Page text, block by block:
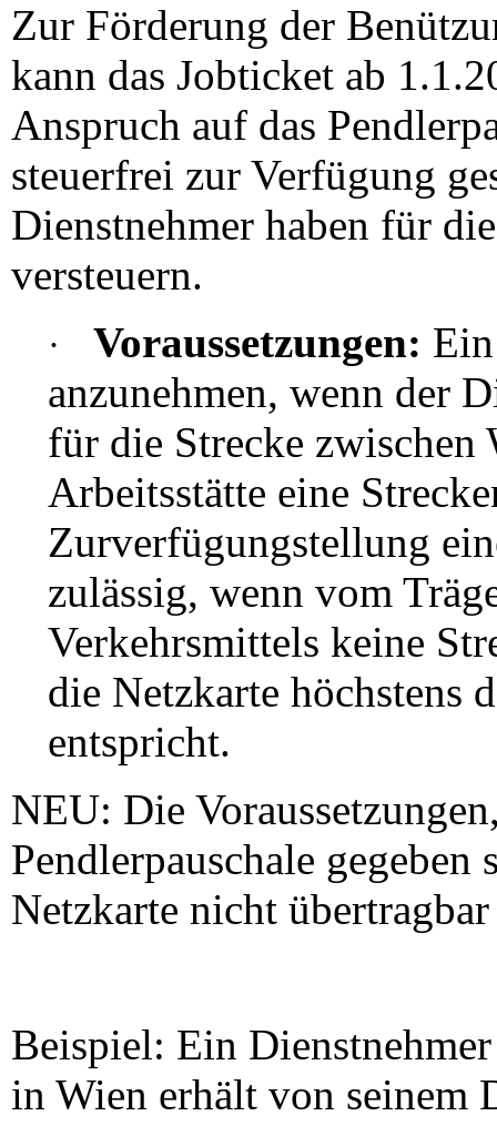
Zur Förderung der
kann das Jobticket ab
Anspruch auf das
steuerfrei zur Verfügung
Dienstnehmer haben für
versteuern.
· Voraussetzungen:
anzunehmen, wenn der
für die Strecke
Arbeitsstätte eine
Zurverfügungstellung
zulässig, wenn vom
Verkehrsmittels keine
die Netzkarte höchstens
entspricht.
NEU: Die
Pendlerpauschale
Netzkarte nicht
Beispiel: Ein
in Wien erhält von seinem